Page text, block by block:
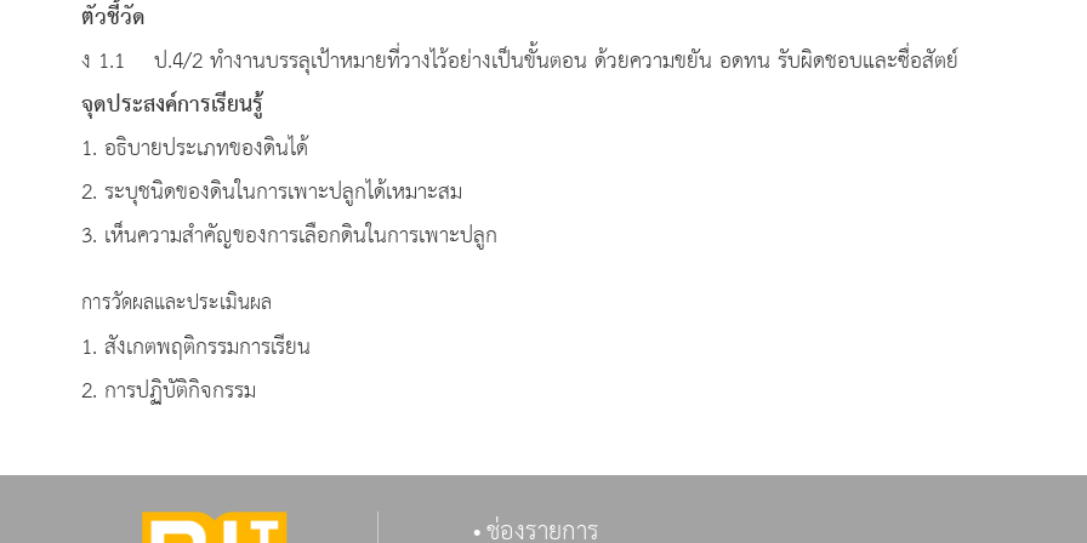
ตัวชี้วัด
ง 1.1 ป.4/2 ทำงานบรรลุเป้าหมายที่วางไว้อย่างเป็นขั้นตอน ด้วยความขยัน อดทน รับผิดชอบและซื่อสัตย์
จุดประสงค์การเรียนรู้
1. อธิบายประเภทของดินได้
2. ระบุชนิดของดินในการเพาะปลูกได้เหมาะสม
3. เห็นความสำคัญของการเลือกดินในการเพาะปลูก
การวัดผลและประเมินผล
1. สังเกตพฤติกรรมการเรียน
2. การปฏิบัติกิจกรรม
ช่องรายการ